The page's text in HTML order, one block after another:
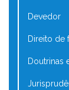
Devedor
Direito de
Doutrinas